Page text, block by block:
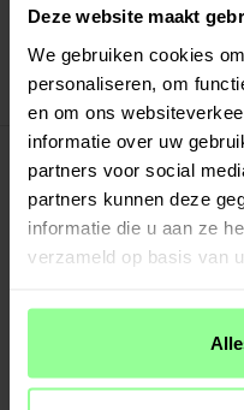
Deze website maakt
We gebruiken cookies
personaliseren, om
en om ons
informatie over uw
partners voor social
partners kunnen deze
informatie die u aan ze
verzameld op basis van
Veilig betalen met
30 dagen retourrecht
Art number
PRODUCTBESCHRIJVING
Schokbestendige, stevige
2nd Gen (2025). Dit is het perfecte
familieleden gebruikmaken. EVA is
stootje en barst niet als het valt.
een uitklapbare standaard - ideaal
spelletjes te spelen.